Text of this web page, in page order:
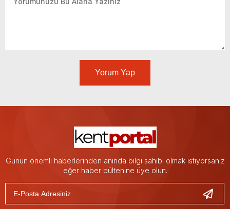
Yorum Yap
Günün önemli haberlerinden anında bilgi sahibi olmak istiyorsanız
eğer haber bültenine üye olun.